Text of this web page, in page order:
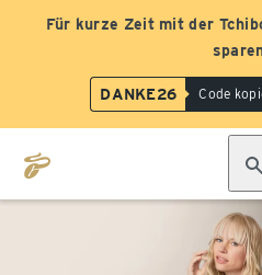
Für kurze Zeit mit der
DANKE26 Code